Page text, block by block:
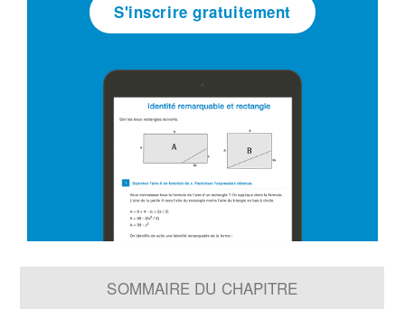
S'inscrire gratuitement
SOMMAIRE DU CHAPITRE